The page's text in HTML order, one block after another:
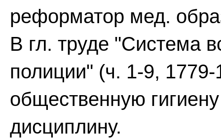
реформатор мед.
В гл. труде "Система
полиции" (ч. 1-9,
общественную
дисциплину.